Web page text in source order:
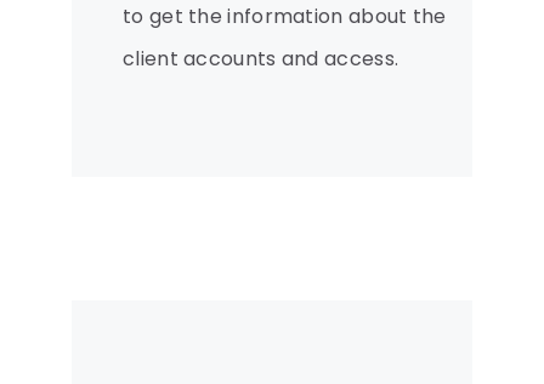
to get the information about the
client accounts and access.